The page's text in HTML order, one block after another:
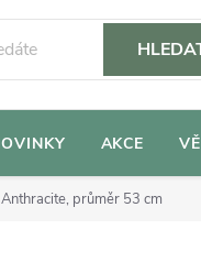
AKCE
průměr 53 cm